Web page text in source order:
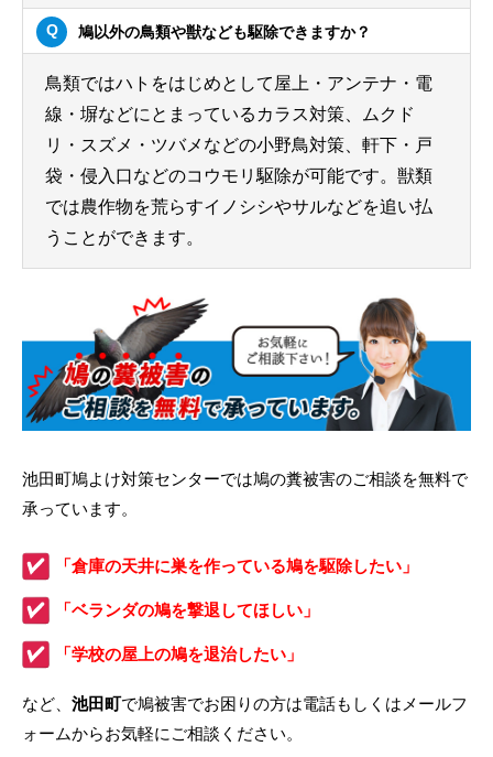
鳩以外の鳥類や獣なども駆除できますか？
鳥類ではハトをはじめとして屋上・アンテナ・電
線・塀などにとまっているカラス対策、ムクド
リ・スズメ・ツバメなどの小野鳥対策、軒下・戸
袋・侵入口などのコウモリ駆除が可能です。獣類
では農作物を荒らすイノシシやサルなどを追い払
うことができます。
池田町鳩よけ対策センターでは鳩の糞被害のご相談を無料で
承っています。
「倉庫の天井に巣を作っている鳩を駆除したい」
「ベランダの鳩を撃退してほしい」
「学校の屋上の鳩を退治したい」
など、 池田町で鳩被害でお困りの方は電話もしくはメールフ
ォームからお気軽にご相談ください。